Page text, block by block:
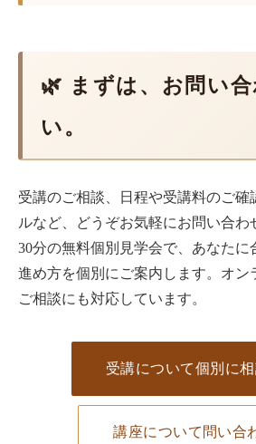
🌿 まずは、お問い
い。
受講のご相談、日程や受講料のご確
ルなど、どうぞお気軽にお問い合わ
30分の無料個別見学会で、あなたに
進め方を個別にご案内します。オン
ご相談にも対応しています。
受講について個別に
講座について問い合